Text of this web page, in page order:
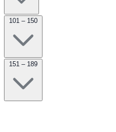
101 – 150
151 – 189